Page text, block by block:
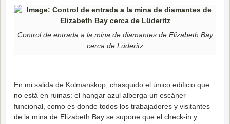
Control de entrada a la mina de diamantes de Elizabeth Bay
cerca de Lüderitz
En mi salida de Kolmanskop, chasquido el único edificio que
no está en ruinas: el hangar azul alberga un escáner
funcional, como es donde todos los trabajadores y visitantes
de la mina de Elizabeth Bay se supone que el check-in y